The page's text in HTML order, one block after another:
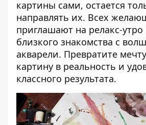
картины сами, остается
направлять их. Всех
приглашают на релакс-утро
близкого знакомства с
акварели. Превратите
картину в реальность и
классного результата.